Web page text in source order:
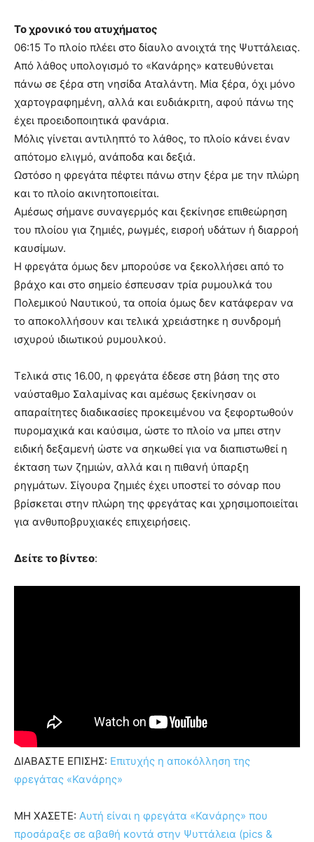
Το χρονικό του ατυχήματος
06:15 Το πλοίο πλέει στο δίαυλο ανοιχτά της Ψυττάλειας.
Από λάθος υπολογισμό το «Κανάρης» κατευθύνεται
πάνω σε ξέρα στη νησίδα Αταλάντη. Μία ξέρα, όχι μόνο
χαρτογραφημένη, αλλά και ευδιάκριτη, αφού πάνω της
έχει προειδοποιητικά φανάρια.
Μόλις γίνεται αντιληπτό το λάθος, το πλοίο κάνει έναν
απότομο ελιγμό, ανάποδα και δεξιά.
Ωστόσο η φρεγάτα πέφτει πάνω στην ξέρα με την πλώρη
και το πλοίο ακινητοποιείται.
Αμέσως σήμανε συναγερμός και ξεκίνησε επιθεώρηση
του πλοίου για ζημιές, ρωγμές, εισροή υδάτων ή διαρροή
καυσίμων.
Η φρεγάτα όμως δεν μπορούσε να ξεκολλήσει από το
βράχο και στο σημείο έσπευσαν τρία ρυμουλκά του
Πολεμικού Ναυτικού, τα οποία όμως δεν κατάφεραν να
το αποκολλήσουν και τελικά χρειάστηκε η συνδρομή
ισχυρού ιδιωτικού ρυμουλκού.
Τελικά στις 16.00, η φρεγάτα έδεσε στη βάση της στο
ναύσταθμο Σαλαμίνας και αμέσως ξεκίνησαν οι
απαραίτητες διαδικασίες προκειμένου να ξεφορτωθούν
πυρομαχικά και καύσιμα, ώστε το πλοίο να μπει στην
ειδική δεξαμενή ώστε να σηκωθεί για να διαπιστωθεί η
έκταση των ζημιών, αλλά και η πιθανή ύπαρξη
ρηγμάτων. Σίγουρα ζημιές έχει υποστεί το σόναρ που
βρίσκεται στην πλώρη της φρεγάτας και χρησιμοποιείται
για ανθυποβρυχιακές επιχειρήσεις.
Δείτε το βίντεο:
ΔΙΑΒΑΣΤΕ ΕΠΙΣΗΣ: Επιτυχής η αποκόλληση της
φρεγάτας «Κανάρης»
ΜΗ ΧΑΣΕΤΕ: Αυτή είναι η φρεγάτα «Κανάρης» που
προσάραξε σε αβαθή κοντά στην Ψυττάλεια (pics &